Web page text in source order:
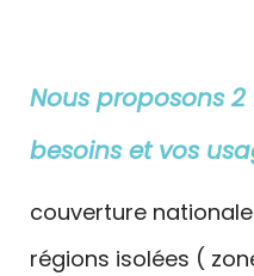
Nous proposons
besoins et vos
couverture
régions isolées (